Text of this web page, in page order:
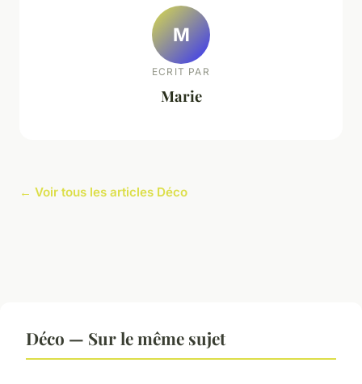
M
ECRIT PAR
Marie
← Voir tous les articles Déco
Déco — Sur le même sujet